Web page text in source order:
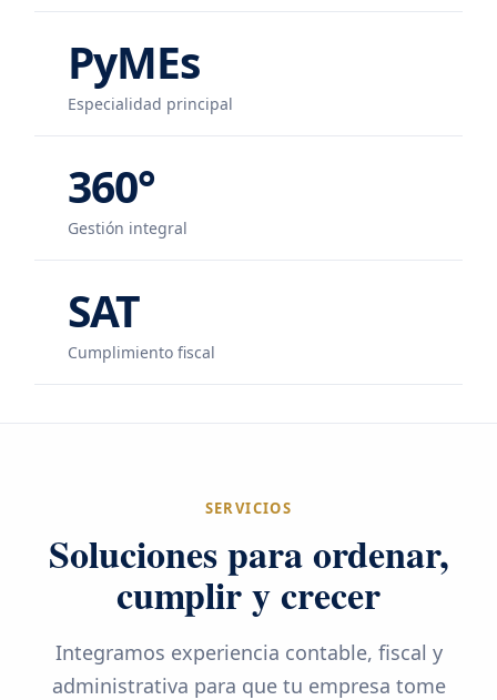
PyMEs
Especialidad principal
360°
Gestión integral
SAT
Cumplimiento fiscal
SERVICIOS
Soluciones para ordenar,
cumplir y crecer
Integramos experiencia contable, fiscal y
administrativa para que tu empresa tome